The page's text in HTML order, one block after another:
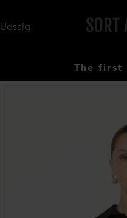
Udsalg
The first